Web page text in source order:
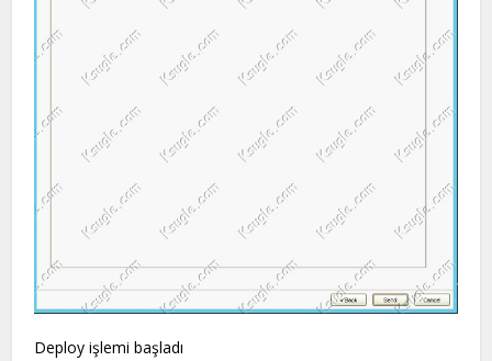
Deploy işlemi başladı